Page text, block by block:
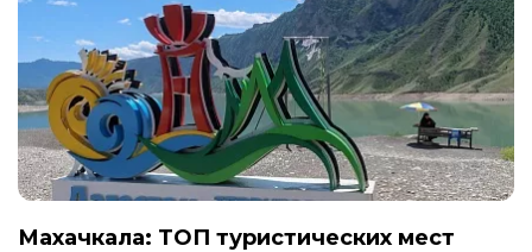
Махачкала: ТОП туристических мест